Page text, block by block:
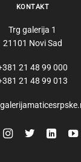
KONTAKT
Trg galerija 1
21101 Novi Sad
21 48 99 000
21 48 99 013